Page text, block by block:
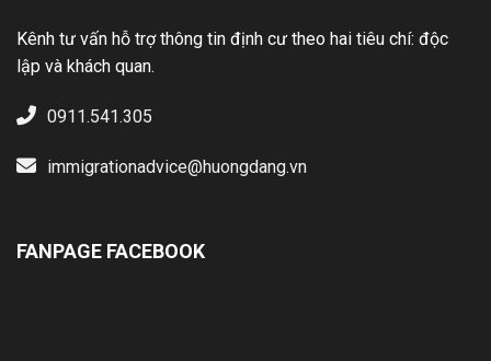
Kênh tư vấn hỗ trợ thông tin định cư theo hai tiêu chí: độc
lập và khách quan.
0911.541.305
immigrationadvice@huongdang.vn
FANPAGE FACEBOOK